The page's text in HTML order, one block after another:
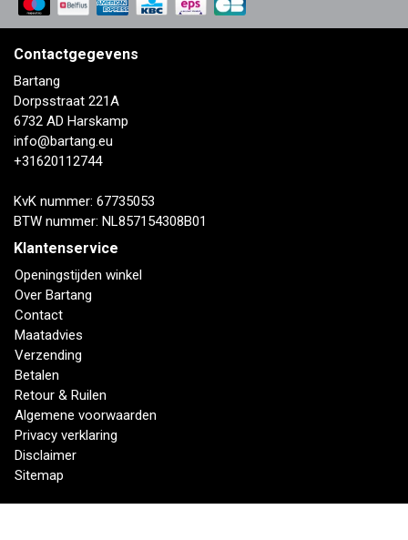
Contactgegevens
Bartang
Dorpsstraat 221A
6732 AD Harskamp
info@bartang.eu
+31620112744
KvK nummer: 67735053
BTW nummer: NL857154308B01
Klantenservice
Openingstijden winkel
Over Bartang
Contact
Maatadvies
Verzending
Betalen
Retour & Ruilen
Algemene voorwaarden
Privacy verklaring
Disclaimer
Sitemap